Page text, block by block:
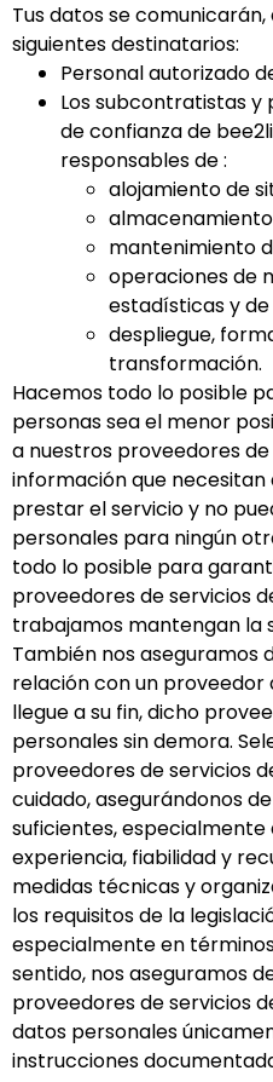
Tus datos se comunicarán,
siguientes destinatarios:
Personal autorizado
Los subcontratistas y
de confianza de
responsables de :
alojamiento de
mantenimiento
operaciones de
estadísticas y
despliegue,
transformación.
Hacemos todo lo posible
personas sea el menor
a nuestros proveedores
información que
prestar el servicio y no
personales para ningún
todo lo posible para
proveedores de servicios
trabajamos mantengan la
También nos aseguramos
relación con un proveedor
llegue a su fin, dicho
personales sin demora.
proveedores de servicios
cuidado, asegurándonos
suficientes,
experiencia, fiabilidad y
medidas técnicas y
los requisitos de la
especialmente en
sentido, nos aseguramos
proveedores de servicios
datos personales
instrucciones